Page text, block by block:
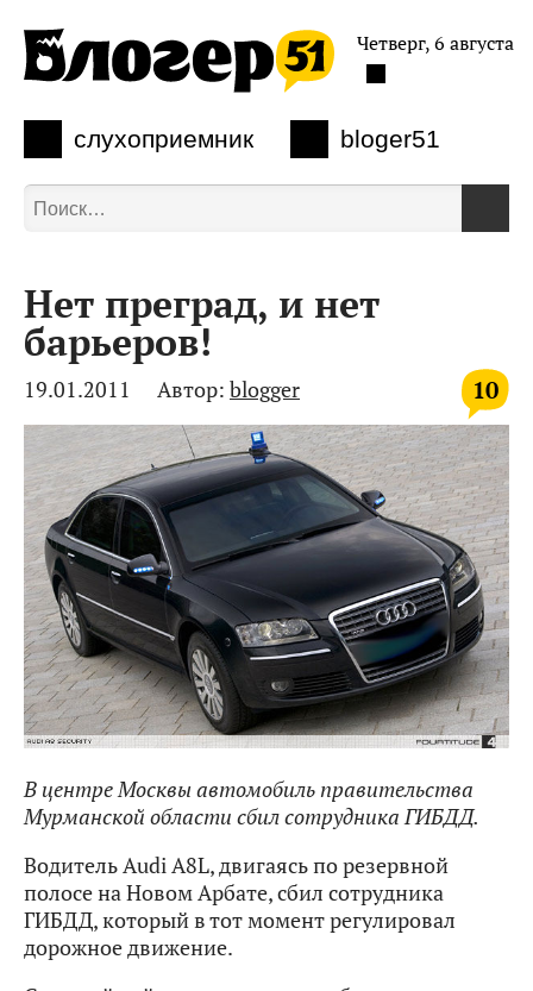
слухоприемник bloger51
Четверг, 6 августа
Нет преград, и нет
барьеров!
10
19.01.2011 Автор: blogger
В центре Москвы автомобиль правительства
Мурманской области сбил сотрудника ГИБДД.
Водитель Audi A8L, двигаясь по резервной
полосе на Новом Арбате, сбил сотрудника
ГИБДД, который в тот момент регулировал
дорожное движение.